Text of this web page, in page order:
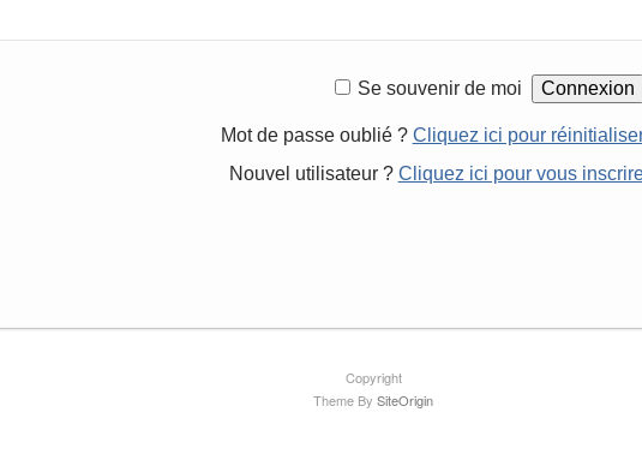
Se souvenir de moi
Mot de passe oublié ? Cliquez ici pour
Nouvel utilisateur ? Cliquez ici pour vous
Copyright
Theme By SiteOrigin